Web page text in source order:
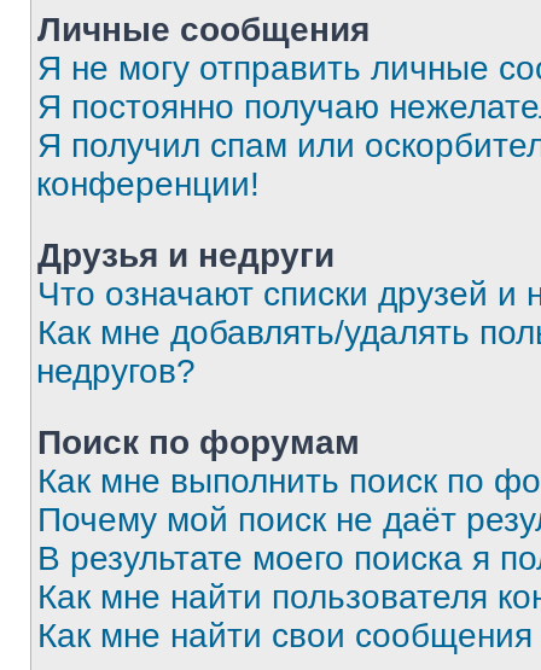
Личные сообщения
Я не могу отправить личные
Я постоянно получаю
Я получил спам или
конференции!
Друзья и недруги
Что означают списки друзей и
Как мне добавлять/удалять
недругов?
Поиск по форумам
Как мне выполнить поиск по
Почему мой поиск не даёт
В результате моего поиска я
Как мне найти пользователя
Как мне найти свои